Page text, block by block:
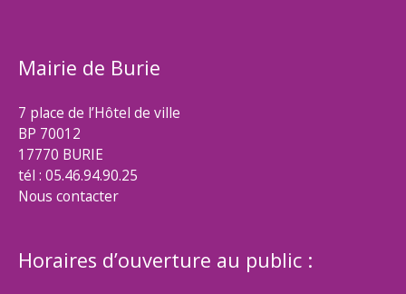
Mairie de Burie
7 place de l’Hôtel de ville
BP 70012
17770 BURIE
tél : 05.46.94.90.25
Nous contacter
Horaires d’ouverture au public :